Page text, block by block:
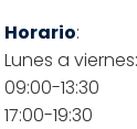
Horario:
Lunes a viernes:
09:00-13:30
17:00-19:30